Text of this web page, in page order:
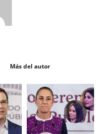
Más del autor